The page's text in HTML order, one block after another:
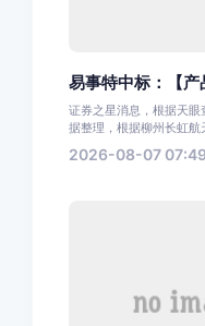
易事特中标：【产
证券之星消息，根据天
据整理，根据柳州长虹航
2026-08-07